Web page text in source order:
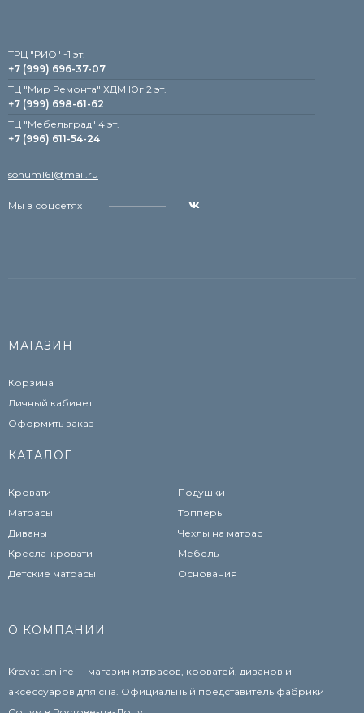
TРЦ "РИО" -1 эт.
+7 (999) 696-37-07
ТЦ "Мир Ремонта" ХДМ Юг 2 эт.
+7 (999) 698-61-62
TЦ "Мебельград" 4 эт.
+7 (996) 611-54-24
sonum161@mail.ru
Мы в соцсетях
МАГАЗИН
Корзина
Личный кабинет
Оформить заказ
КАТАЛОГ
Кровати
Матрасы
Диваны
Кресла-кровати
Детские матрасы
Подушки
Топперы
Чехлы на матрас
Мебель
Основания
О КОМПАНИИ
Krovati.online — магазин матрасов, кроватей, диванов и
аксессуаров для сна. Официальный представитель фабрики